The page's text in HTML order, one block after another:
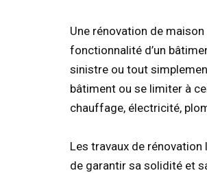
Une rénovation de
fonctionnalité d’un
sinistre ou tout
bâtiment ou se limiter à
chauffage, électricité,
Les travaux de
de garantir sa solidité et